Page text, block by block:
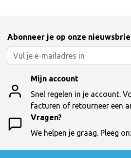
Abonneer je op onze
Mijn account
Snel regelen in je account.
facturen of retourneer een
Vragen?
We helpen je graag. Pleeg